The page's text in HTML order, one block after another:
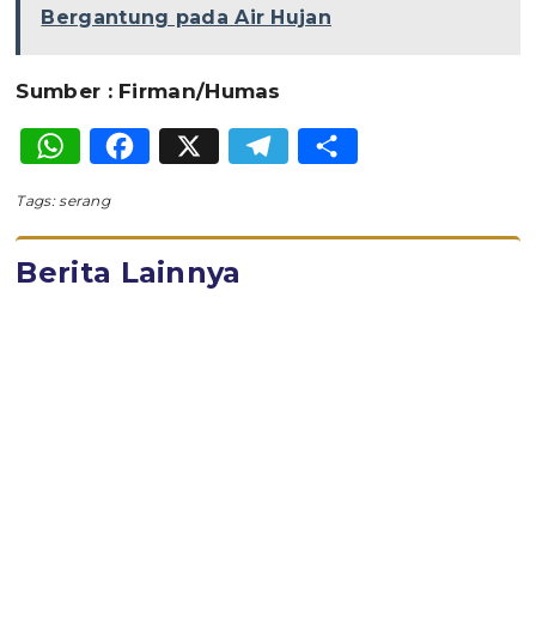
Bergantung pada Air Hujan
Sumber : Firman/Humas
WhatsApp
Facebook
X Telegram
Tags:serang
Berita Lainnya